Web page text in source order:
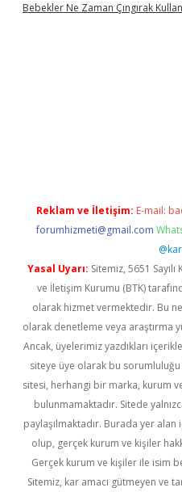
Bebekler Ne Zaman Çıngırak
Reklam ve İletişim: E-mail:
forumhizmeti@gmail.com
Yasal Uyarı: Sitemiz, 5651
ve İletişim Kurumu (BTK)
olarak hizmet vermektedir. Bu
olarak denetleme veya araştırma
Ancak, üyelerimiz yazdıkları
siteye üye olarak bu
sitesi, herhangi bir marka, kurum
bulunmamaktadır. Sitede
paylaşılmaktadır. Burada yer
olup, gerçek kurum ve kişiler
Gerçek kurum ve kişiler ile isim
Sitemiz, kar amacı gütmeyen ve